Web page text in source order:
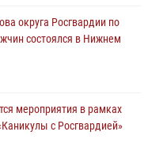
округа Росгвардии по
состоялся в Нижнем
мероприятия в рамках
с Росгвардией»